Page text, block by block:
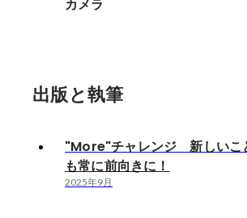
カメラ
出版と執筆
"More"チャレンジ 新しいこ
も常に前向きに！
2025年9月